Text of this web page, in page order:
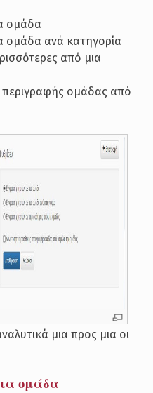
ομάδα
ομάδα ανά κατηγορία
από μια
ομάδας από
μια προς μια οι
ομάδα